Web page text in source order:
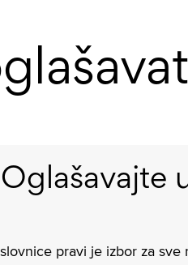
Oglašavajte
pravi je izbor za sve